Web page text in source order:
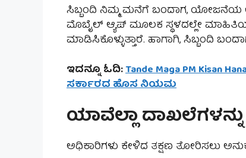
ಸಿಬ್ಬಂದಿ ನಿಮ್ಮ ಮನೆಗೆ ಬಂದಾಗ, ಯೋಜನೆಯ
ಮೊಬೈಲ್ ಆ್ಯಪ್ ಮೂಲಕ ಸ್ಥಳದಲ್ಲೇ
ಮಾಡಿಸಿಕೊಳ್ಳುತ್ತಾರೆ. ಹಾಗಾಗಿ, ಸಿಬ್ಬಂದಿ
ಇದನ್ನೂ ಓದಿ:Tande Maga PM
ಸರ್ಕಾರದ ಹೊಸ ನಿಯಮ
ಯಾವೆಲ್ಲಾ ದಾಖಲೆಗಳನ್ನು
ಅಧಿಕಾರಿಗಳು ಕೇಳಿದ ತಕ್ಷಣ ತೋರಿಸಲು